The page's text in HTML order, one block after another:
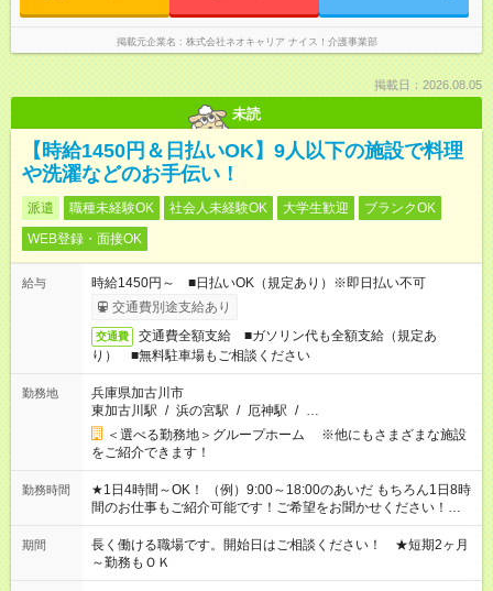
掲載元企業名 株式会社ネオキャリア ナイス！介護事業部
掲載日：2026.08.05
未読
【時給1450円＆日払いOK】9人以下の施設で料理
や洗濯などのお手伝い！
派遣 職種未経験OK 社会人未経験OK 大学生歓迎
ブランクOK
WEB登録・面接OK
給与
時給1450円～ ■日払いOK（規定あり）※即日払い不可
交通費別途支給あり
交通費
交通費全額支給 ■ガソリン代も全額支給（規定あ
り） ■無料駐車場もご相談ください
勤務地
兵庫県加古川市
東加古川駅 / 浜の宮駅 / 厄神駅 / …
＜選べる勤務地＞グループホーム ※他にもさまざまな施設
をご紹介できます！
勤務時間
★1日4時間～OK！ （例）9:00～18:00のあいだ もちろん1日8時
間のお仕事もご紹介可能です！ご希望をお聞かせください！★家
庭の都合でお休みが必要な場合も遠慮なくご相談ください。 ※
週最低15時間以上の勤務が必要です
期間
長く働ける職場です。開始日はご相談ください！ ★短期2ヶ月
～勤務もＯＫ